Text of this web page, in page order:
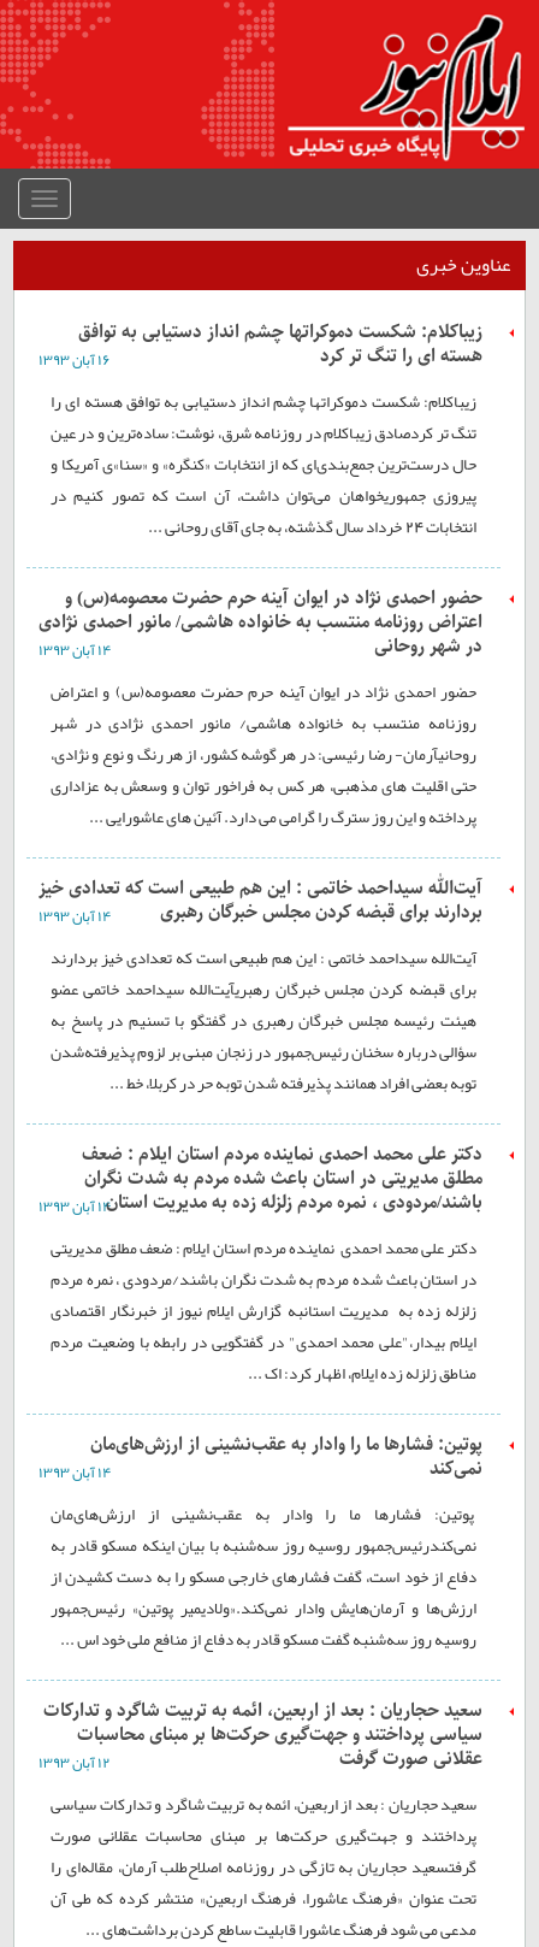
منوی
جمع
شده
عناوین خبری
زیباکلام: شکست دموکراتها چشم انداز دستیابی به توافق
هسته ای را تنگ تر کرد ۱۶ آبان ۱۳۹۳
زیباکلام: شکست دموکراتها چشم انداز دستیابی به توافق هسته ای را
تنگ تر کردصادق زیباکلام در روزنامه شرق، نوشت: ساده‌ترین و در عین
حال درست‌ترین جمع‌بندی‌ای که از انتخابات «کنگره» و «سنا»ی آمریکا و
پیروزی جمهوریخواهان می‌توان داشت، آن است که تصور کنیم در
انتخابات 24 خرداد سال گذشته، به جای آقای روحانی ...
حضور احمدی نژاد در ایوان آینه حرم حضرت معصومه(س) و
اعتراض روزنامه منتسب به خانواده هاشمی/ مانور احمدی نژادی
در شهر روحانی ۱۴ آبان ۱۳۹۳
حضور احمدی نژاد در ایوان آینه حرم حضرت معصومه(س) و اعتراض
روزنامه منتسب به خانواده هاشمی/ مانور احمدی نژادی در شهر
روحانیآرمان- رضا رئیسی: در هر گوشه کشور، از هر رنگ و نوع و نژادی،
حتی اقلیت های مذهبی، هر کس به فراخور توان و وسعش به عزاداری
پرداخته و این روز سترگ را گرامی می دارد. آئین های عاشورایی ...
آیت‌الله سیداحمد خاتمی : این هم طبیعی است که تعدادی خیز
بردارند برای قبضه کردن مجلس خبرگان رهبری ۱۴ آبان ۱۳۹۳
آیت‌الله سیداحمد خاتمی : این هم طبیعی است که تعدادی خیز بردارند
برای قبضه کردن مجلس خبرگان رهبریآیت‌الله سیداحمد خاتمی عضو
هیئت رئیسه مجلس خبرگان رهبری در گفتگو با تسنیم در پاسخ به
سؤالی درباره سخنان رئیس‌جمهور در زنجان مبنی بر لزوم پذیرفته‌شدن
توبه بعضی افراد همانند پذیرفته شدن توبه حر در کربلا، خط ...
دکتر علی محمد احمدی نماینده مردم استان ایلام : ضعف
مطلق مدیریتی در استان باعث شده مردم به شدت نگران
باشند/مردودی ، نمره مردم زلزله زده به مدیریت استان۱۴ آبان ۱۳۹۳
دکتر علی محمد احمدی نماینده مردم استان ایلام : ضعف مطلق مدیریتی
در استان باعث شده مردم به شدت نگران باشند/مردودی ، نمره مردم
زلزله زده به مدیریت استانبه گزارش ایلام نیوز از خبرنگار اقتصادی
ایلام بیدار،"علی محمد احمدی" در گفتگویی در رابطه با وضعیت مردم
مناطق زلزله زده ایلام، اظهار کرد: اک ...
پوتین: فشارها ما را وادار به عقب‌نشینی از ارزش‌های‌مان
نمی‌کند ۱۴ آبان ۱۳۹۳
پوتین: فشارها ما را وادار به عقب‌نشینی از ارزش‌های‌مان
نمی‌کندرئیس‌جمهور روسیه روز سه‌شنبه با بیان اینکه مسکو قادر به
دفاع از خود است، گفت فشارهای خارجی مسکو را به دست کشیدن از
ارزش‌ها و آرمان‌هایش وادار نمی‌کند.«ولادیمیر پوتین» رئیس‌جمهور
روسیه روز سه‌شنبه گفت مسکو قادر به دفاع از منافع ملی خود اس ...
سعید حجاریان : بعد از اربعین، ائمه به تربیت شاگرد و تدارکات
سیاسی پرداختند و جهت‌گیری حرکت‌ها بر مبنای محاسبات
عقلانی صورت گرفت ۱۲ آبان ۱۳۹۳
سعید حجاریان : بعد از اربعین، ائمه به تربیت شاگرد و تدارکات سیاسی
پرداختند و جهت‌گیری حرکت‌ها بر مبنای محاسبات عقلانی صورت
گرفتسعید حجاریان به تازگی در روزنامه اصلاح‌طلب آرمان، مقاله‌ای را
تحت عنوان «فرهنگ عاشورا، فرهنگ اربعین» منتشر کرده که طی آن
مدعی می شود فرهنگ عاشورا قابلیت ساطع کردن برداشت‌های ...